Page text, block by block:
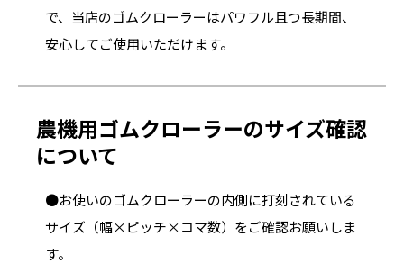
で、当店のゴムクローラーはパワフル且つ長期間、
安心してご使用いただけます。
農機用ゴムクローラーのサイズ確認
について
●お使いのゴムクローラーの内側に打刻されている
サイズ（幅×ピッチ×コマ数）をご確認お願いしま
す。